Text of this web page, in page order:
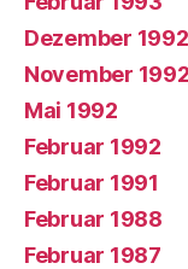
Dezember 1992
November 1992
Mai 1992
Februar 1992
Februar 1991
Februar 1988
Februar 1987